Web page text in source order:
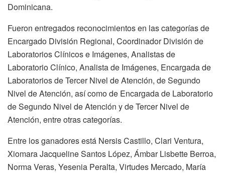
Dominicana.
Fueron entregados reconocimientos en las categorías de
Encargado División Regional, Coordinador División de
Laboratorios Clínicos e Imágenes, Analistas de
Laboratorio Clínico, Analista de Imágenes, Encargada de
Laboratorios de Tercer Nivel de Atención, de Segundo
Nivel de Atención, así como de Encargada de Laboratorio
de Segundo Nivel de Atención y de Tercer Nivel de
Atención, entre otras categorías.
Entre los ganadores está Nersis Castillo, Clari Ventura,
Xiomara Jacqueline Santos López, Ámbar Lisbette Berroa,
Norma Veras, Yesenia Peralta, Virtudes Mercado, María